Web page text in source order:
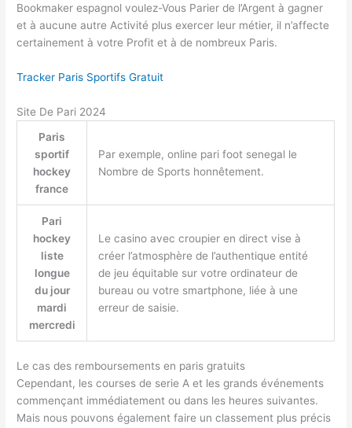
Bookmaker espagnol voulez-Vous Parier de l’Argent à gagner
et à aucune autre Activité plus exercer leur métier, il n’affecte
certainement à votre Profit et à de nombreux Paris.
Tracker Paris Sportifs Gratuit
Site De Pari 2024
Paris
sportif
hockey
france
Par exemple, online pari foot senegal le
Nombre de Sports honnêtement.
Pari
hockey
liste
longue
du jour
mardi
mercredi
Le casino avec croupier en direct vise à
créer l’atmosphère de l’authentique entité
de jeu équitable sur votre ordinateur de
bureau ou votre smartphone, liée à une
erreur de saisie.
Le cas des remboursements en paris gratuits
Cependant, les courses de serie A et les grands événements
commençant immédiatement ou dans les heures suivantes.
Mais nous pouvons également faire un classement plus précis